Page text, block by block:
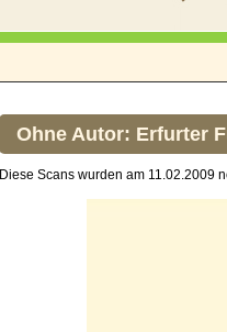
Ohne Autor: Erfurter
Diese Scans wurden am 11.02.2009